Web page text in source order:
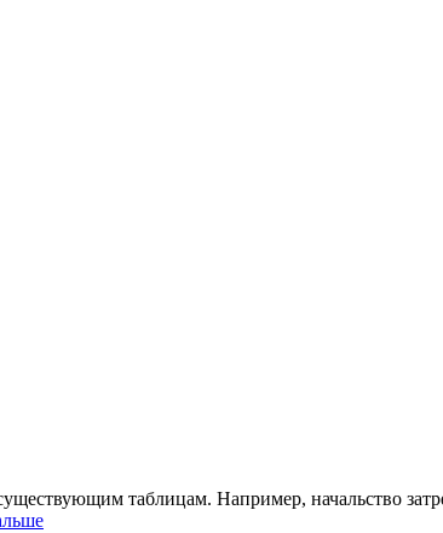
таблицам. Например, начальство